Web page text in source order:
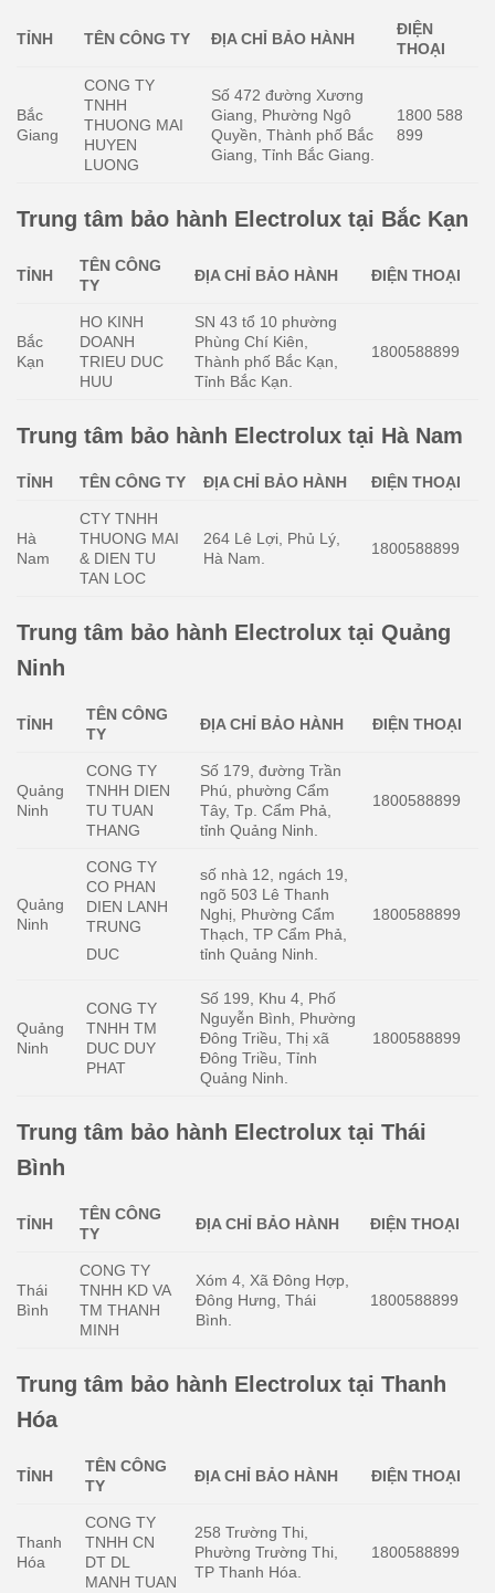
TỈNH TÊN CÔNG TY ĐỊA CHỈ BẢO HÀNH
ĐIỆN
THOẠI
Bắc
Giang
CONG TY
TNHH
THUONG MAI
HUYEN
LUONG
Số 472 đường Xương
Giang, Phường Ngô
Quyền, Thành phố Bắc
Giang, Tỉnh Bắc Giang.
1800 588
899
Trung tâm bảo hành Electrolux tại Bắc Kạn
TỈNH
TÊN CÔNG
TY
ĐỊA CHỈ BẢO HÀNH ĐIỆN THOẠI
Bắc
Kạn
HO KINH
DOANH
TRIEU DUC
HUU
SN 43 tổ 10 phường
Phùng Chí Kiên,
Thành phố Bắc Kạn,
Tỉnh Bắc Kạn.
1800588899
Trung tâm bảo hành Electrolux tại Hà Nam
TỈNH TÊN CÔNG TY ĐỊA CHỈ BẢO HÀNH ĐIỆN THOẠI
Hà
Nam
CTY TNHH
THUONG MAI
& DIEN TU
TAN LOC
264 Lê Lợi, Phủ Lý,
Hà Nam.
1800588899
Trung tâm bảo hành Electrolux tại Quảng
Ninh
TỈNH
TÊN CÔNG
TY
ĐỊA CHỈ BẢO HÀNH ĐIỆN THOẠI
Quảng
Ninh
CONG TY
TNHH DIEN
TU TUAN
THANG
Số 179, đường Trần
Phú, phường Cẩm
Tây, Tp. Cẩm Phả,
tỉnh Quảng Ninh.
1800588899
Quảng
Ninh
CONG TY
CO PHAN
DIEN LANH
TRUNG
DUC
số nhà 12, ngách 19,
ngõ 503 Lê Thanh
Nghị, Phường Cẩm
Thạch, TP Cẩm Phả,
tỉnh Quảng Ninh.
1800588899
Quảng
Ninh
CONG TY
TNHH TM
DUC DUY
PHAT
Số 199, Khu 4, Phố
Nguyễn Bình, Phường
Đông Triều, Thị xã
Đông Triều, Tỉnh
Quảng Ninh.
1800588899
Trung tâm bảo hành Electrolux tại Thái
Bình
TỈNH
TÊN CÔNG
TY
ĐỊA CHỈ BẢO HÀNH ĐIỆN THOẠI
Thái
Bình
CONG TY
TNHH KD VA
TM THANH
MINH
Xóm 4, Xã Đông Hợp,
Đông Hưng, Thái
Bình.
1800588899
Trung tâm bảo hành Electrolux tại Thanh
Hóa
TỈNH
TÊN CÔNG
TY
ĐỊA CHỈ BẢO HÀNH ĐIỆN THOẠI
Thanh
Hóa
CONG TY
TNHH CN
DT DL
MANH TUAN
258 Trường Thi,
Phường Trường Thi,
TP Thanh Hóa.
1800588899